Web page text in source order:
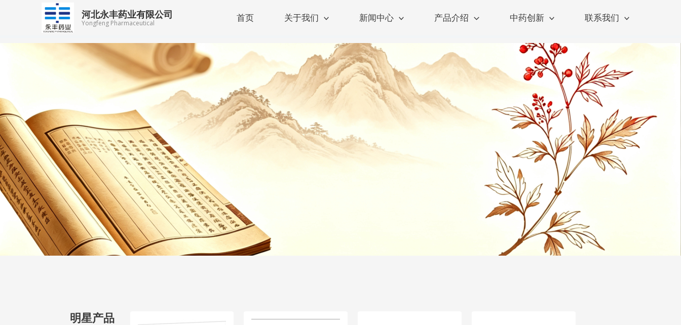
河北永丰药业有限公司
Yongfeng Pharmaceutical 首页 关于我们 新闻中心 产品介绍 中药创新 联系我们
明星产品